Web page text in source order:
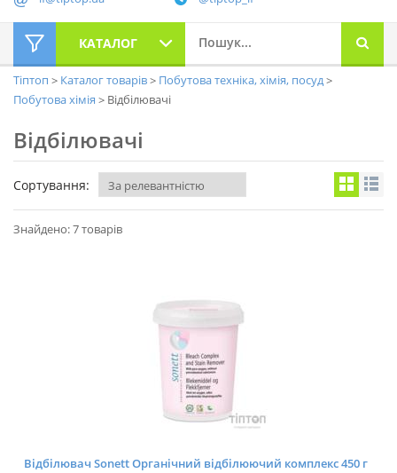
КАТАЛОГ
Тіптоп Каталог товарів
Побутова техніка, хімія, посуд
Побутова хімія
Відбілювачі
Відбілювачі
Сортування:
Знайдено: 7 товарів
Відбілювач Sonett Органічний відбілюючий комплекс 450 г